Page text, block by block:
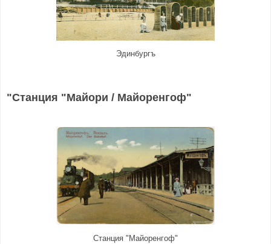
Эдинбургъ
"Станция "Майори / Майоренгоф"
Станция "Майоренгоф"